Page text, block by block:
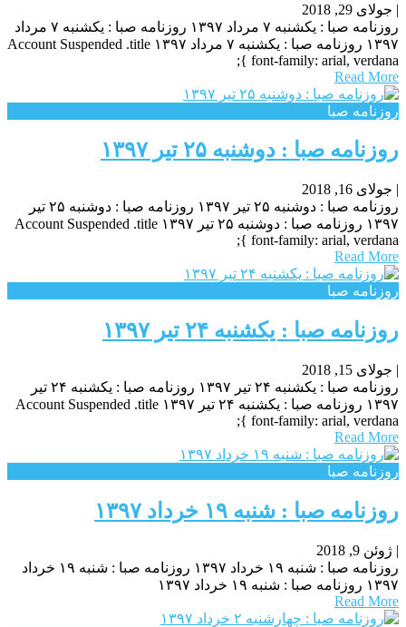
| جولای 29, 2018
روزنامه صبا : یکشنبه‌ ۷ مرداد ۱۳۹۷ روزنامه صبا : یکشنبه‌ ۷ مرداد
۱۳۹۷ روزنامه صبا : یکشنبه‌ ۷ مرداد ۱۳۹۷ Account Suspended .title
{ font-family: arial, verdana;
Read More
روزنامه صبا
روزنامه صبا : دوشنبه ۲۵ تیر ۱۳۹۷
| جولای 16, 2018
روزنامه صبا : دوشنبه ۲۵ تیر ۱۳۹۷ روزنامه صبا : دوشنبه ۲۵ تیر
۱۳۹۷ روزنامه صبا : دوشنبه ۲۵ تیر ۱۳۹۷ Account Suspended .title
{ font-family: arial, verdana;
Read More
روزنامه صبا
روزنامه صبا : یکشنبه‌ ۲۴ تیر ۱۳۹۷
| جولای 15, 2018
روزنامه صبا : یکشنبه‌ ۲۴ تیر ۱۳۹۷ روزنامه صبا : یکشنبه‌ ۲۴ تیر
۱۳۹۷ روزنامه صبا : یکشنبه‌ ۲۴ تیر ۱۳۹۷ Account Suspended .title
{ font-family: arial, verdana;
Read More
روزنامه صبا
روزنامه صبا : شنبه ۱۹ خرداد ۱۳۹۷
| ژوئن 9, 2018
روزنامه صبا : شنبه ۱۹ خرداد ۱۳۹۷ روزنامه صبا : شنبه ۱۹ خرداد
۱۳۹۷ روزنامه صبا : شنبه ۱۹ خرداد ۱۳۹۷
Read More